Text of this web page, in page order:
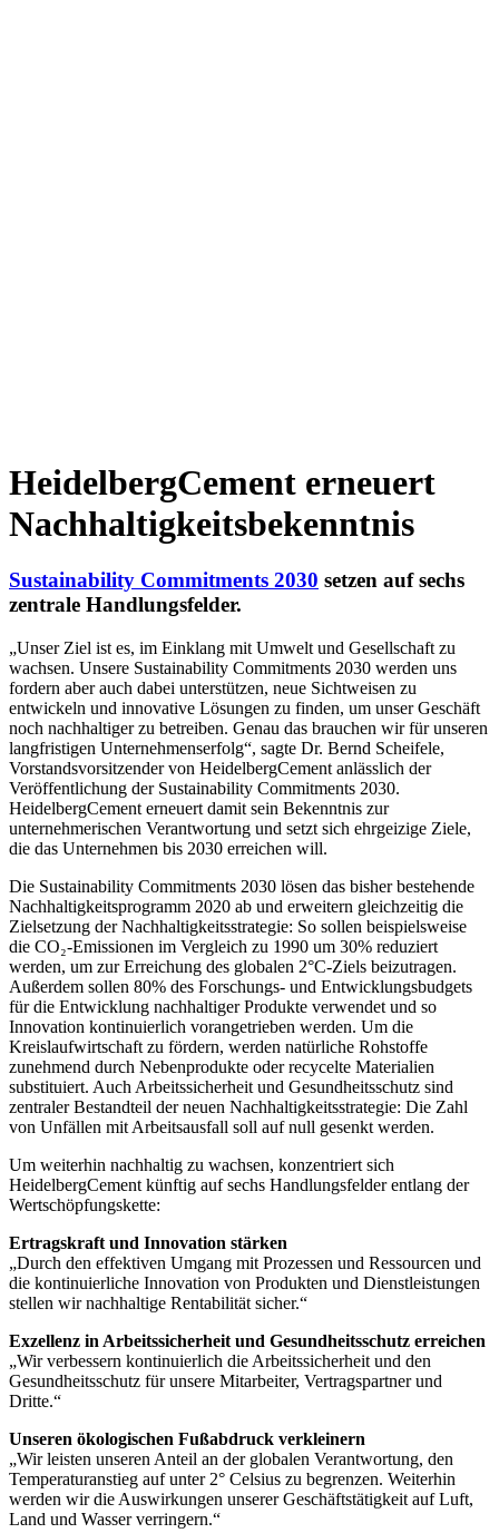
HeidelbergCement erneuert
Nachhaltigkeitsbekenntnis
Sustainability Commitments 2030 setzen auf sechs
zentrale Handlungsfelder.
„Unser Ziel ist es, im Einklang mit Umwelt und Gesellschaft zu
wachsen. Unsere Sustainability Commitments 2030 werden uns
fordern aber auch dabei unterstützen, neue Sichtweisen zu
entwickeln und innovative Lösungen zu finden, um unser Geschäft
noch nachhaltiger zu betreiben. Genau das brauchen wir für unseren
langfristigen Unternehmenserfolg“, sagte Dr. Bernd Scheifele,
Vorstandsvorsitzender von HeidelbergCement anlässlich der
Veröffentlichung der Sustainability Commitments 2030.
HeidelbergCement erneuert damit sein Bekenntnis zur
unternehmerischen Verantwortung und setzt sich ehrgeizige Ziele,
die das Unternehmen bis 2030 erreichen will.
Die Sustainability Commitments 2030 lösen das bisher bestehende
Nachhaltigkeitsprogramm 2020 ab und erweitern gleichzeitig die
Zielsetzung der Nachhaltigkeitsstrategie: So sollen beispielsweise
die CO₂-Emissionen im Vergleich zu 1990 um 30% reduziert
werden, um zur Erreichung des globalen 2°C-Ziels beizutragen.
Außerdem sollen 80% des Forschungs- und Entwicklungsbudgets
für die Entwicklung nachhaltiger Produkte verwendet und so
Innovation kontinuierlich vorangetrieben werden. Um die
Kreislaufwirtschaft zu fördern, werden natürliche Rohstoffe
zunehmend durch Nebenprodukte oder recycelte Materialien
substituiert. Auch Arbeitssicherheit und Gesundheitsschutz sind
zentraler Bestandteil der neuen Nachhaltigkeitsstrategie: Die Zahl
von Unfällen mit Arbeitsausfall soll auf null gesenkt werden.
Um weiterhin nachhaltig zu wachsen, konzentriert sich
HeidelbergCement künftig auf sechs Handlungsfelder entlang der
Wertschöpfungskette:
Ertragskraft und Innovation stärken
„Durch den effektiven Umgang mit Prozessen und Ressourcen und
die kontinuierliche Innovation von Produkten und Dienstleistungen
stellen wir nachhaltige Rentabilität sicher.“
Exzellenz in Arbeitssicherheit und Gesundheitsschutz erreichen
„Wir verbessern kontinuierlich die Arbeitssicherheit und den
Gesundheitsschutz für unsere Mitarbeiter, Vertragspartner und
Dritte.“
Unseren ökologischen Fußabdruck verkleinern
„Wir leisten unseren Anteil an der globalen Verantwortung, den
Temperaturanstieg auf unter 2° Celsius zu begrenzen. Weiterhin
werden wir die Auswirkungen unserer Geschäftstätigkeit auf Luft,
Land und Wasser verringern.“